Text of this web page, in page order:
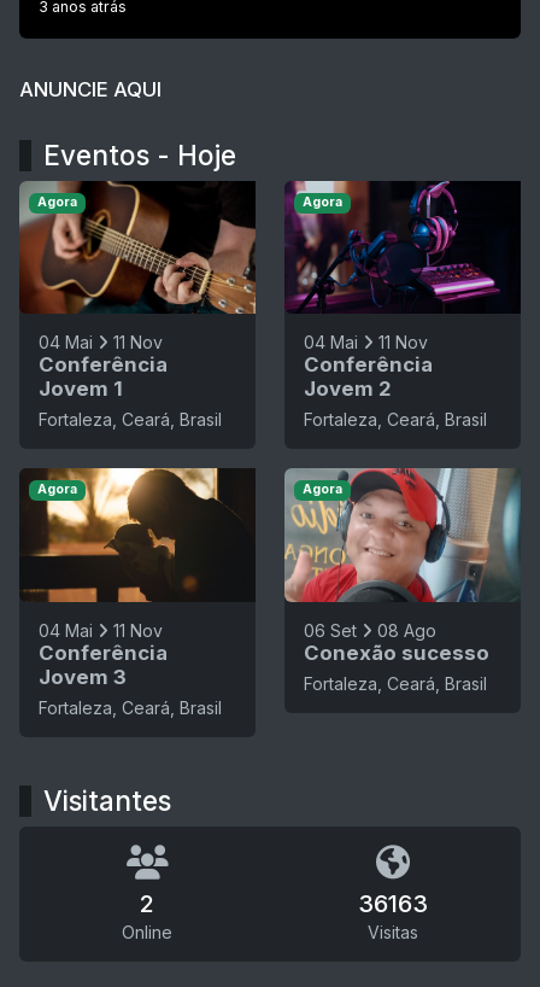
3 anos atrás
ANUNCIE AQUI
Eventos - Hoje
04 Mai 11 Nov
Conferência
Jovem 1
Fortaleza, Ceará, Brasil
Agora
04 Mai 11 Nov
Conferência
Jovem 2
Fortaleza, Ceará, Brasil
Agora
04 Mai 11 Nov
Conferência
Jovem 3
Fortaleza, Ceará, Brasil
Agora
06 Set 08 Ago
Conexão sucesso
Fortaleza, Ceará, Brasil
Agora
Visitantes
2
Online
36163
Visitas